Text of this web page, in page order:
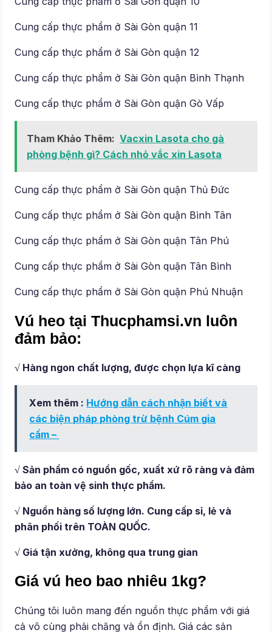
Cung cấp thực phẩm ở Sài Gòn quận 11
Cung cấp thực phẩm ở Sài Gòn quận 12
Cung cấp thực phẩm ở Sài Gòn quận Bình Thạnh
Cung cấp thực phẩm ở Sài Gòn quận Gò Vấp
Tham Khảo Thêm: Vacxin Lasota cho gà
phòng bệnh gì? Cách nhỏ vắc xin Lasota
Cung cấp thực phẩm ở Sài Gòn quận Thủ Đức
Cung cấp thực phẩm ở Sài Gòn quận Bình Tân
Cung cấp thực phẩm ở Sài Gòn quận Tân Phú
Cung cấp thực phẩm ở Sài Gòn quận Tân Bình
Cung cấp thực phẩm ở Sài Gòn quận Phú Nhuận
Vú heo tại Thucphamsi.vn luôn
đảm bảo:
√ Hàng ngon chất lượng, được chọn lựa kĩ càng
Xem thêm : Hướng dẫn cách nhận biết và
các biện pháp phòng trừ bệnh Cúm gia
cầm –
√ Sản phẩm có nguồn gốc, xuất xứ rõ ràng và đảm
bảo an toàn vệ sinh thực phẩm.
√ Nguồn hàng số lượng lớn. Cung cấp sỉ, lẻ và
phân phối trên TOÀN QUỐC.
√ Giá tận xưởng, không qua trung gian
Giá vú heo bao nhiêu 1kg?
Chúng tôi luôn mang đến nguồn thực phẩm với giá
cả vô cùng phải chăng và ổn định. Giá các sản